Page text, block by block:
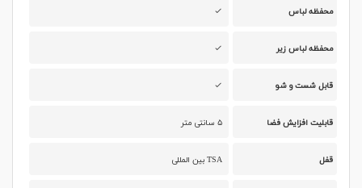
محفظه لباس
محفظه لباس زیر
قابل شست و شو
قابلیت افزایش فضا ۵ سانتی متر
قفل TSA بین المللی